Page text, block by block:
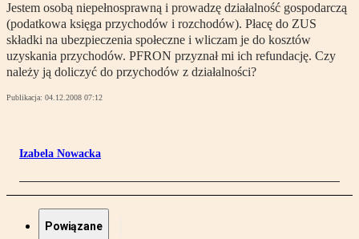
Jestem osobą niepełnosprawną i prowadzę działalność gospodarczą
(podatkowa księga przychodów i rozchodów). Płacę do ZUS
składki na ubezpieczenia społeczne i wliczam je do kosztów
uzyskania przychodów. PFRON przyznał mi ich refundację. Czy
należy ją doliczyć do przychodów z działalności?
Publikacja: 04.12.2008 07:12
Izabela Nowacka
Powiązane